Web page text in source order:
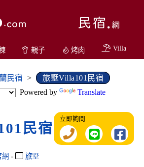
親子 烤肉 Villa
民宿 >
旅墅Villa101民宿
Powered by
Translate
民宿
網 -
旅墅
立即詢問